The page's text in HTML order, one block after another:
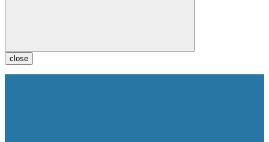
close